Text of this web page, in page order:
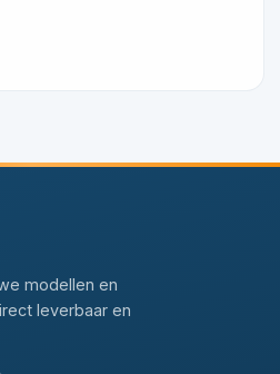
modellen en
leverbaar en